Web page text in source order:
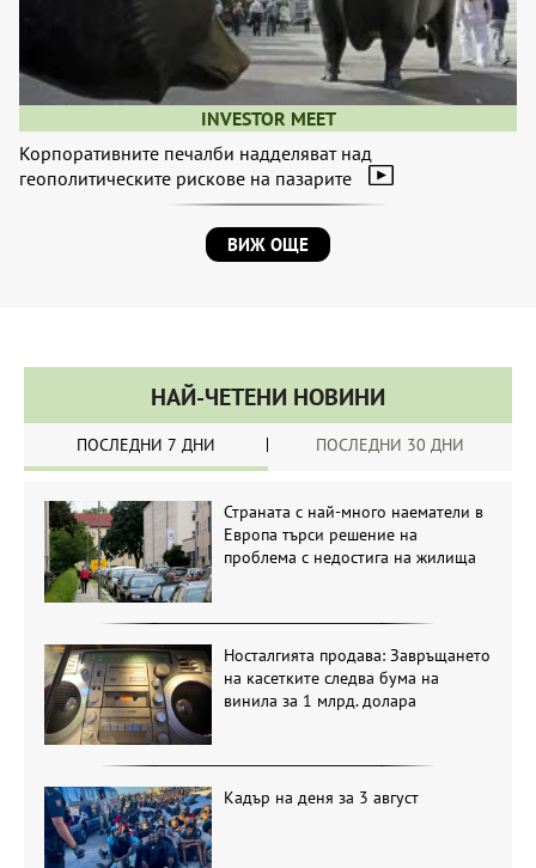
INVESTOR MEET
Корпоративните печалби надделяват над
геополитическите рискове на пазарите
ВИЖ ОЩЕ
НАЙ-ЧЕТЕНИ НОВИНИ
ПОСЛЕДНИ 7 ДНИ ПОСЛЕДНИ 30 ДНИ
Страната с най-много наематели в
Европа търси решение на
проблема с недостига на жилища
Носталгията продава: Завръщането
на касетките следва бума на
винила за 1 млрд. долара
Кадър на деня за 3 август